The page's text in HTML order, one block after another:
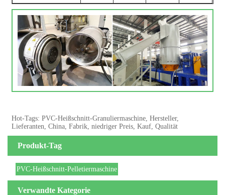
Hot-Tags: PVC-Heißschnitt-Granuliermaschine, Hersteller,
Lieferanten, China, Fabrik, niedriger Preis, Kauf, Qualität
Produkt-Tag
PVC-Heißschnitt-Pelletiermaschine
Verwandte Kategorie